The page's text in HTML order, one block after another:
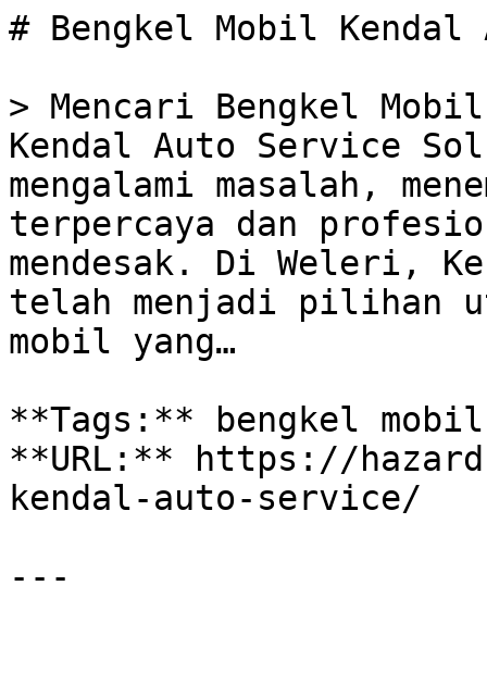
# Bengkel Mobil Kendal
> Mencari Bengkel
Kendal Auto Service
mengalami masalah,
terpercaya dan
mendesak. Di Weleri,
telah menjadi pilihan
mobil yang…
**Tags:** bengkel
**URL:** https://
kendal-auto-service/
---